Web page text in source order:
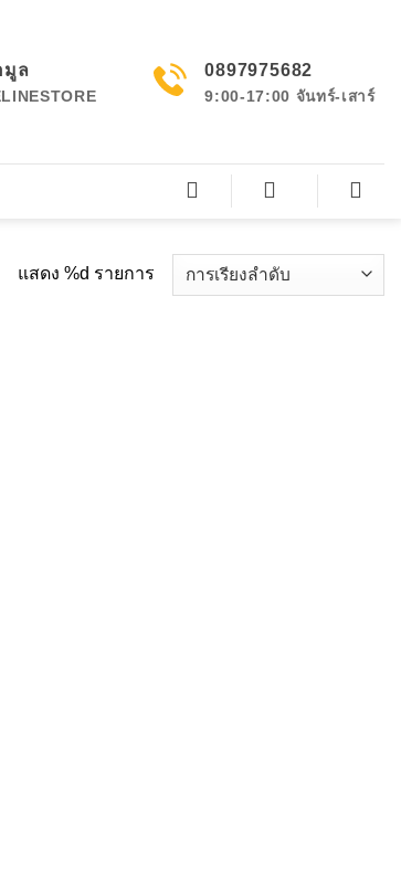
มูล 0897975682
9:00-17:00 จันทร์-เสาร์
แสดง %d รายการ